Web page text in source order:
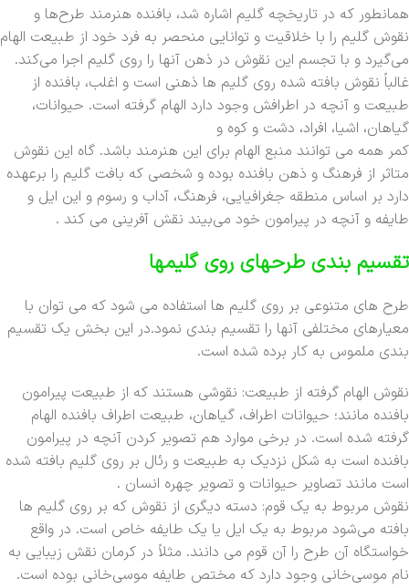
همانطور که در تاریخچه گلیم اشاره شد، بافنده هنرمند طرح‌ها و
نقوش گلیم را با خلاقیت و توانایی منحصر به فرد خود از طبیعت الهام
می‌گیرد و با تجسم این نقوش در ذهن آنها را روی گلیم اجرا می‌کند.
غالباً نقوش بافته شده روی گلیم ها ذهنی است و اغلب، بافنده از
طبیعت و آنچه در اطرافش وجود دارد الهام گرفته است. حیوانات،
گیاهان، اشیا، افراد، دشت و کوه و
کمر همه می توانند منبع الهام برای این هنرمند باشد. گاه این نقوش
متاثر از فرهنگ و ذهن بافنده بوده و شخصی که بافت گلیم را برعهده
دارد بر اساس منطقه جغرافیایی، فرهنگ، آداب و رسوم و این ایل و
طایفه و آنچه در پیرامون خود می‌بیند نقش آفرینی می کند .
تقسیم بندی طرحهای روی گلیمها
طرح های متنوعی بر روی گلیم ها استفاده می شود که می توان با
معیارهای مختلفی آنها را تقسیم بندی نمود.در این بخش یک تقسیم
بندی ملموس به کار برده شده است.
نقوش الهام گرفته از طبیعت: نقوشی هستند که از طبیعت پیرامون
بافنده مانند؛ حیوانات اطراف، گیاهان، طبیعت اطراف بافنده الهام
گرفته شده است. در برخی موارد هم تصویر کردن آنچه در پیرامون
بافنده است به شکل نزدیک به طبیعت و رئال بر روی گلیم بافته شده
است مانند تصاویر حیوانات و تصویر چهره انسان .
نقوش مربوط به یک قوم: دسته دیگری از نقوش که بر روی گلیم ها
بافته می‌شود مربوط به یک ایل یا یک طایفه خاص است. در واقع
خواستگاه آن طرح را آن قوم می دانند. مثلاً در کرمان نقش زیبایی به
نام موسی‌خانی وجود دارد که مختص طایفه موسی‌خانی بوده است.